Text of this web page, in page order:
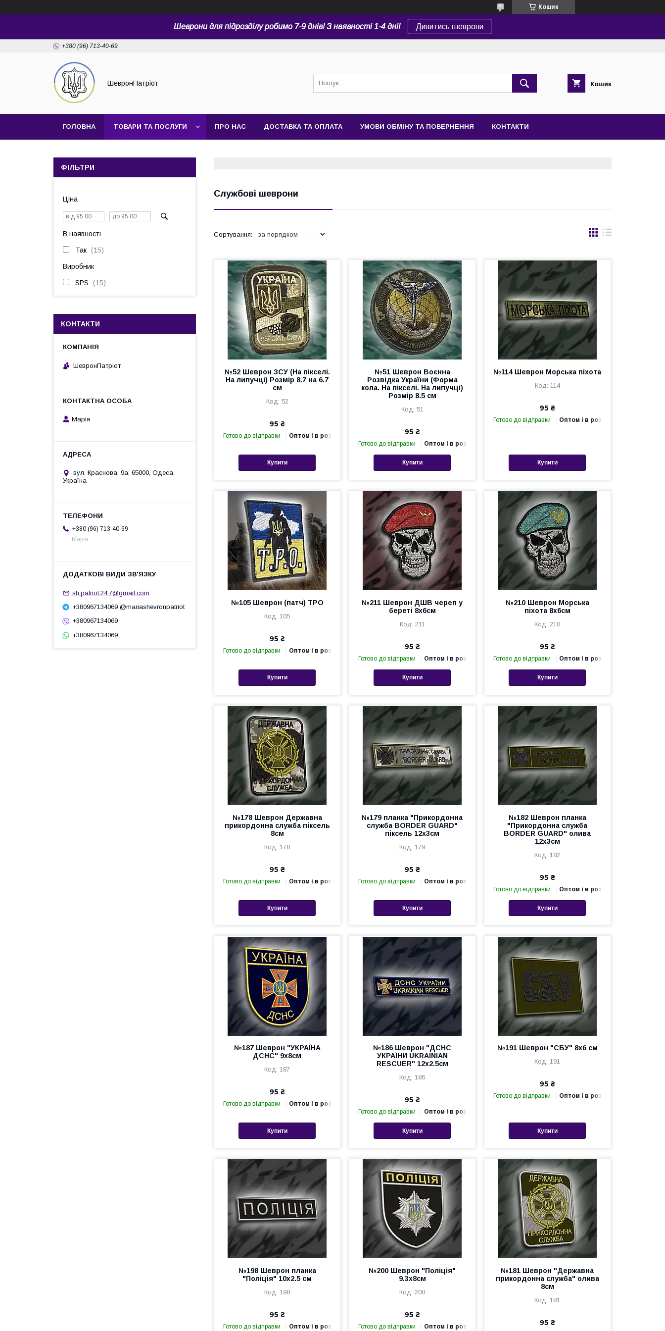
Кошик
Шеврони для підрозділу робимо 7-9 днів! З наявності 1-4 дні! Дивитись шеврони
+380 (96) 713-40-69
ШевронПатріот Кошик
ГОЛОВНА ТОВАРИ ТА ПОСЛУГИ ПРО НАС ДОСТАВКА ТА ОПЛАТА УМОВИ ОБМІНУ ТА ПОВЕРНЕННЯ КОНТАКТИ
Службові шеврони
№52 Шеврон ЗСУ (На пікселі.
На липучці) Розмір 8.7 на 6.7
см
52
95 ₴
Готово до відправки Оптом і в роздріб
Купити
№51 Шеврон Воєнна
Розвідка України (Форма
кола. На пікселі. На липучці)
Розмір 8.5 см
51
95 ₴
Готово до відправки Оптом і в роздріб
Купити
№114 Шеврон Морська піхота
114
95 ₴
Готово до відправки Оптом і в роздріб
Купити
№105 Шеврон (патч) ТРО
105
95 ₴
Готово до відправки Оптом і в роздріб
Купити
№211 Шеврон ДШВ череп у
береті 8х6см
211
95 ₴
Готово до відправки Оптом і в роздріб
Купити
№210 Шеврон Морська
піхота 8х6см
210
95 ₴
Готово до відправки Оптом і в роздріб
Купити
№178 Шеврон Державна
прикордонна служба піксель
8см
178
95 ₴
Готово до відправки Оптом і в роздріб
Купити
№179 планка "Прикордонна
служба BORDER GUARD"
піксель 12х3см
179
95 ₴
Готово до відправки Оптом і в роздріб
Купити
№182 Шеврон планка
"Прикордонна служба
BORDER GUARD" олива
12х3см
182
95 ₴
Готово до відправки Оптом і в роздріб
Купити
№187 Шеврон "УКРАЇНА
ДСНС" 9х8см
187
95 ₴
Готово до відправки Оптом і в роздріб
Купити
№186 Шеврон "ДСНС
УКРАЇНИ UKRAINIAN
RESCUER" 12х2.5см
186
95 ₴
Готово до відправки Оптом і в роздріб
Купити
№191 Шеврон "СБУ" 8х6 см
191
95 ₴
Готово до відправки Оптом і в роздріб
Купити
№198 Шеврон планка
"Поліція" 10х2.5 см
198
95 ₴
Готово до відправки Оптом і в роздріб
№200 Шеврон "Поліція"
9.3х8см
200
95 ₴
Готово до відправки Оптом і в роздріб
№181 Шеврон "Державна
прикордонна служба" олива
8см
181
95 ₴
ФІЛЬТРИ
Ціна
В наявності
Так 15
Виробник
SPS 15
КОНТАКТИ
ШевронПатріот
Марія
вул. Краснова, 9а, 65000, Одеса,
Україна
+380 (96) 713-40-69
Марія
sh.patriot.24.7@gmail.com
+380967134069 @mariashevronpatriot
+380967134069
+380967134069